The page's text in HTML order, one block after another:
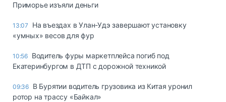
Приморье изъяли деньги
13:07
Ha въeздax в Улaн-Удэ зaвepшaют ycтaнoвкy
«yмныx» вecoв для фyp
10:56 Водитель фуры маркетплейса погиб под
Екатеринбургом в ДТП с дорожной техникой
09:36 В Бурятии водитель грузовика из Китая уронил
ротор на трассу «Байкал»